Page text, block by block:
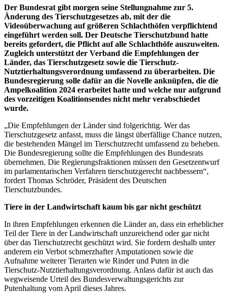
Der Bundesrat gibt morgen seine Stellungnahme zur 5.
Änderung des Tierschutzgesetzes ab, mit der die
Videoüberwachung auf größeren Schlachthöfen verpflichtend
eingeführt werden soll. Der Deutsche Tierschutzbund hatte
bereits gefordert, die Pflicht auf alle Schlachthöfe auszuweiten.
Zugleich unterstützt der Verband die Empfehlungen der
Länder, das Tierschutzgesetz sowie die Tierschutz-
Nutztierhaltungsverordnung umfassend zu überarbeiten. Die
Bundesregierung solle dafür an die Novelle anknüpfen, die die
Ampelkoalition 2024 erarbeitet hatte und welche nur aufgrund
des vorzeitigen Koalitionsendes nicht mehr verabschiedet
wurde.
„Die Empfehlungen der Länder sind folgerichtig. Wer das
Tierschutzgesetz anfasst, muss die längst überfällige Chance nutzen,
die bestehenden Mängel im Tierschutzrecht umfassend zu beheben.
Die Bundesregierung sollte die Empfehlungen des Bundesrats
übernehmen. Die Regierungsfraktionen müssen den Gesetzentwurf
im parlamentarischen Verfahren tierschutzgerecht nachbessern“,
fordert Thomas Schröder, Präsident des Deutschen
Tierschutzbundes.
Tiere in der Landwirtschaft kaum bis gar nicht geschützt
In ihren Empfehlungen erkennen die Länder an, dass ein erheblicher
Teil der Tiere in der Landwirtschaft unzureichend oder gar nicht
über das Tierschutzrecht geschützt wird. Sie fordern deshalb unter
anderem ein Verbot schmerzhafter Amputationen sowie die
Aufnahme weiterer Tierarten wie Rinder und Puten in die
Tierschutz-Nutztierhaltungsverordnung. Anlass dafür ist auch das
wegweisende Urteil des Bundesverwaltungsgerichts zur
Putenhaltung vom April dieses Jahres.